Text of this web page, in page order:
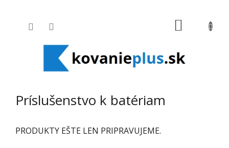
Príslušenstvo k batériam
PRODUKTY EŠTE LEN PRIPRAVUJEME.